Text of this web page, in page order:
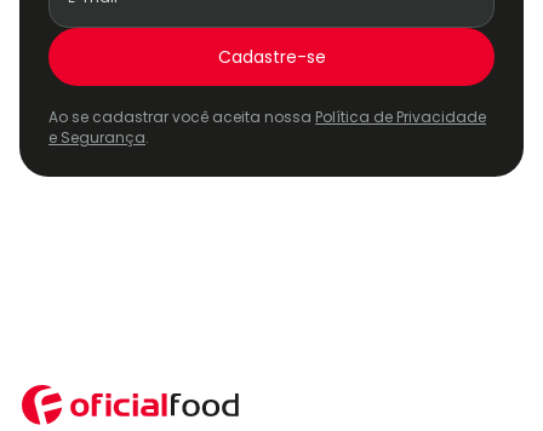
Cadastre-se
Ao se cadastrar você aceita nossa Política de Privacidade
e Segurança.